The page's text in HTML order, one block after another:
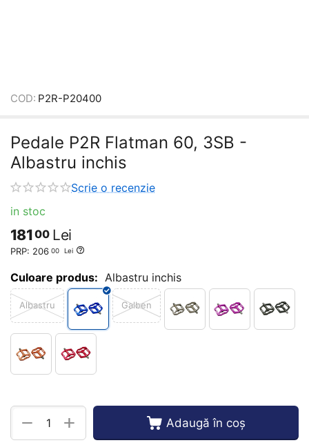
COD: P2R-P20400
Pedale P2R Flatman 60, 3SB -
Albastru inchis
Scrie o recenzie
in stoc
18100 Lei
PRP: 206 00 Lei
Culoare produs: Albastru inchis
Albastru Galben
+
− Adaugă în coș